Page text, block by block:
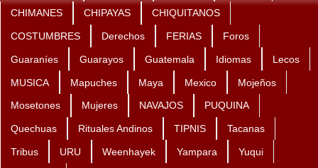
CHIMANES CHIPAYAS CHIQUITANOS
COSTUMBRES Derechos FERIAS Foros
Guaraníes Guarayos Guatemala Idiomas Lecos
MUSICA Mapuches Maya Mexico Mojeños
Mosetones Mujeres NAVAJOS PUQUINA
Quechuas Rituales Andinos TIPNIS Tacanas
Tribus URU Weenhayek Yampara Yuqui